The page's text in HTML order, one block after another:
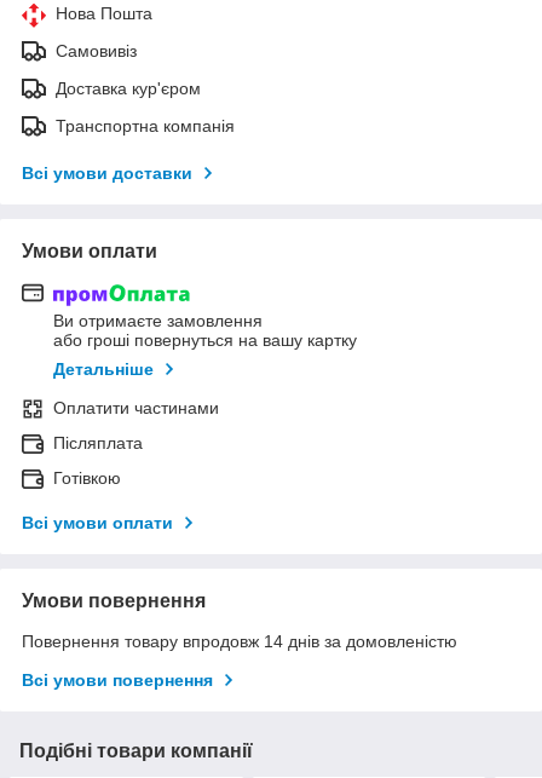
Нова Пошта
Самовивіз
Доставка кур'єром
Транспортна компанія
Всі умови доставки
Умови оплати
Ви отримаєте замовлення
або гроші повернуться на вашу картку
Детальніше
Оплатити частинами
Післяплата
Готівкою
Всі умови оплати
Умови повернення
Повернення товару впродовж 14 днів за домовленістю
Всі умови повернення
Подібні товари компанії